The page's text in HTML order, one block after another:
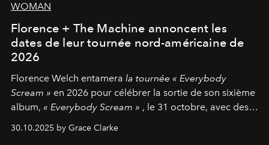
WOMAN
Florence + The Machine annoncent les
dates de leur tournée nord-américaine de
2026
Florence Welch entamera la tournée « Everybody
Scream » en 2026 pour célébrer la sortie de son sixième
album, « Everybody Scream » , le 31 octobre, avec des
dates nord-américaines débutant en avril prochain.
30.10.2025 by Grace Clarke